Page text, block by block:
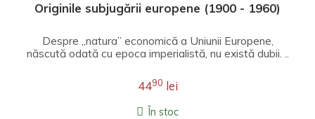
Originile subjugării europene (1900 - 1960)
Despre „natura” economică a Uniunii Europene,
născută odată cu epoca imperialistă, nu există dubii. ..
4490 lei
În stoc